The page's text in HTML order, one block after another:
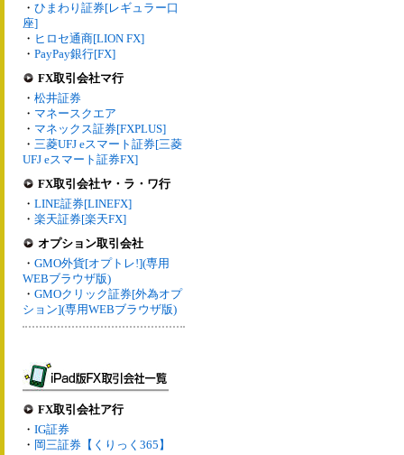
・ ひまわり証券[レギュラー口
座]
・ ヒロセ通商[LION FX]
・ PayPay銀行[FX]
FX取引会社マ行
・ 松井証券
・ マネースクエア
・ マネックス証券[FXPLUS]
・ 三菱UFJ eスマート証券[三菱
UFJ eスマート証券FX]
FX取引会社ヤ・ラ・ワ行
・ LINE証券[LINEFX]
・ 楽天証券[楽天FX]
オプション取引会社
・ GMO外貨[オプトレ!](専用
WEBブラウザ版)
・ GMOクリック証券[外為オプ
ション](専用WEBブラウザ版)
FX取引会社ア行
・ IG証券
・ 岡三証券【くりっく365】